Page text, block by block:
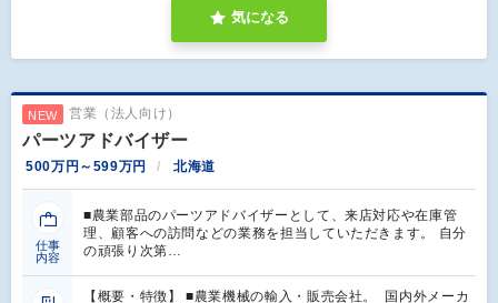
気になる
NEW 営業（法人向け）
パーツアドバイザー
500万円～599万円 北海道
仕事
内容
■農業部品のパーツアドバイザーとして、来店対応や在庫管
理、顧客への訪問などの業務を担当していただきます。 自分
の頑張り次第…
【概要・特徴】 ■農業機械の輸入・販売会社。 国内外メーカ